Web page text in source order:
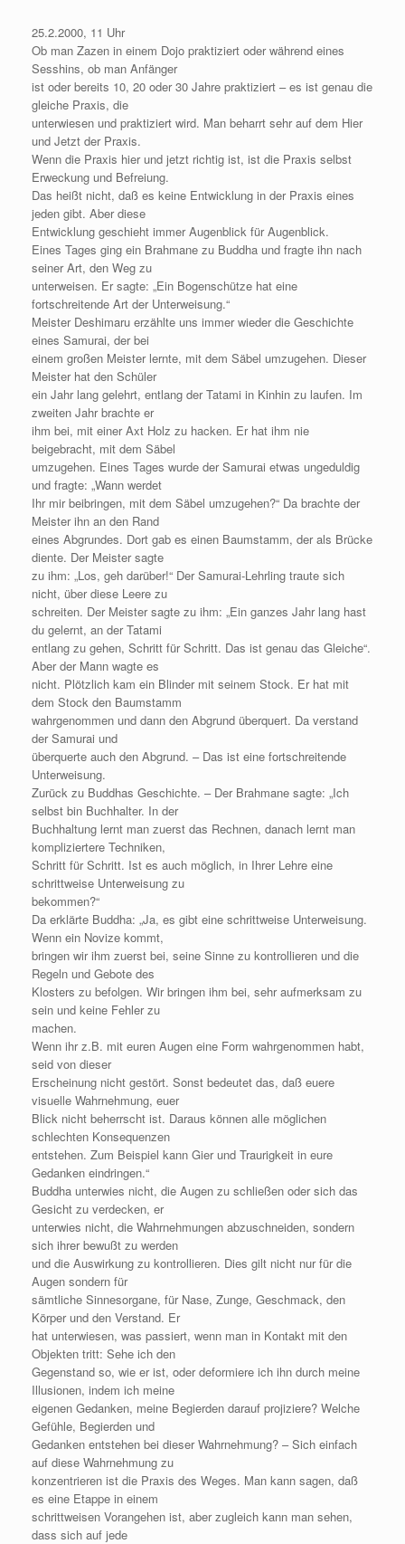
25.2.2000, 11 Uhr
Ob man Zazen in einem Dojo praktiziert oder während eines
Sesshins, ob man Anfänger
ist oder bereits 10, 20 oder 30 Jahre praktiziert – es ist genau die
gleiche Praxis, die
unterwiesen und praktiziert wird. Man beharrt sehr auf dem Hier
und Jetzt der Praxis.
Wenn die Praxis hier und jetzt richtig ist, ist die Praxis selbst
Erweckung und Befreiung.
Das heißt nicht, daß es keine Entwicklung in der Praxis eines
jeden gibt. Aber diese
Entwicklung geschieht immer Augenblick für Augenblick.
Eines Tages ging ein Brahmane zu Buddha und fragte ihn nach
seiner Art, den Weg zu
unterweisen. Er sagte: „Ein Bogenschütze hat eine
fortschreitende Art der Unterweisung.“
Meister Deshimaru erzählte uns immer wieder die Geschichte
eines Samurai, der bei
einem großen Meister lernte, mit dem Säbel umzugehen. Dieser
Meister hat den Schüler
ein Jahr lang gelehrt, entlang der Tatami in Kinhin zu laufen. Im
zweiten Jahr brachte er
ihm bei, mit einer Axt Holz zu hacken. Er hat ihm nie
beigebracht, mit dem Säbel
umzugehen. Eines Tages wurde der Samurai etwas ungeduldig
und fragte: „Wann werdet
Ihr mir beibringen, mit dem Säbel umzugehen?“ Da brachte der
Meister ihn an den Rand
eines Abgrundes. Dort gab es einen Baumstamm, der als Brücke
diente. Der Meister sagte
zu ihm: „Los, geh darüber!“ Der Samurai-Lehrling traute sich
nicht, über diese Leere zu
schreiten. Der Meister sagte zu ihm: „Ein ganzes Jahr lang hast
du gelernt, an der Tatami
entlang zu gehen, Schritt für Schritt. Das ist genau das Gleiche“.
Aber der Mann wagte es
nicht. Plötzlich kam ein Blinder mit seinem Stock. Er hat mit
dem Stock den Baumstamm
wahrgenommen und dann den Abgrund überquert. Da verstand
der Samurai und
überquerte auch den Abgrund. – Das ist eine fortschreitende
Unterweisung.
Zurück zu Buddhas Geschichte. – Der Brahmane sagte: „Ich
selbst bin Buchhalter. In der
Buchhaltung lernt man zuerst das Rechnen, danach lernt man
kompliziertere Techniken,
Schritt für Schritt. Ist es auch möglich, in Ihrer Lehre eine
schrittweise Unterweisung zu
bekommen?“
Da erklärte Buddha: „Ja, es gibt eine schrittweise Unterweisung.
Wenn ein Novize kommt,
bringen wir ihm zuerst bei, seine Sinne zu kontrollieren und die
Regeln und Gebote des
Klosters zu befolgen. Wir bringen ihm bei, sehr aufmerksam zu
sein und keine Fehler zu
machen.
Wenn ihr z.B. mit euren Augen eine Form wahrgenommen habt,
seid von dieser
Erscheinung nicht gestört. Sonst bedeutet das, daß euere
visuelle Wahrnehmung, euer
Blick nicht beherrscht ist. Daraus können alle möglichen
schlechten Konsequenzen
entstehen. Zum Beispiel kann Gier und Traurigkeit in eure
Gedanken eindringen.“
Buddha unterwies nicht, die Augen zu schließen oder sich das
Gesicht zu verdecken, er
unterwies nicht, die Wahrnehmungen abzuschneiden, sondern
sich ihrer bewußt zu werden
und die Auswirkung zu kontrollieren. Dies gilt nicht nur für die
Augen sondern für
sämtliche Sinnesorgane, für Nase, Zunge, Geschmack, den
Körper und den Verstand. Er
hat unterwiesen, was passiert, wenn man in Kontakt mit den
Objekten tritt: Sehe ich den
Gegenstand so, wie er ist, oder deformiere ich ihn durch meine
Illusionen, indem ich meine
eigenen Gedanken, meine Begierden darauf projiziere? Welche
Gefühle, Begierden und
Gedanken entstehen bei dieser Wahrnehmung? – Sich einfach
auf diese Wahrnehmung zu
konzentrieren ist die Praxis des Weges. Man kann sagen, daß
es eine Etappe in einem
schrittweisen Vorangehen ist, aber zugleich kann man sehen,
dass sich auf jede